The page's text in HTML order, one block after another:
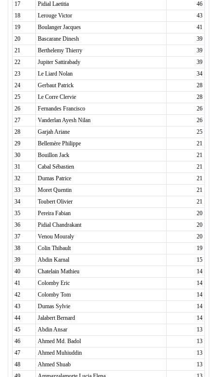
17
Pidial Laetitia
46
18
Lerouge Victor
43
19
Boulanger Jacques
41
20
Bascarane Dinesh
39
21
Berthelemy Thierry
39
22
Jupiter Sattirabady
39
23
Le Liard Nolan
34
24
Gerbaut Patrick
28
25
Le Corre Clervie
28
26
Fernandes Francisco
26
27
Vanderlan Ayesh Nilan
26
28
Garjah Ariane
25
29
Bellemère Philippe
21
30
Bouillon Jack
21
31
Cabal Sébastien
21
32
Dumas Patrice
21
33
Moret Quentin
21
34
Toubert Olivier
21
35
Pereira Fabian
20
36
Pidial Chandrakant
20
37
Venou Mouraly
20
38
Colin Thibault
19
39
Abdin Karnal
15
40
Chatelain Mathieu
14
41
Colomby Eric
14
42
Colomby Tom
14
43
Dumas Sylvie
14
44
Jalabert Bernard
14
45
Abdin Ansar
13
46
Ahmed Md. Badol
13
47
Ahmed Muhiuddin
13
48
Ahmed Shuab
13